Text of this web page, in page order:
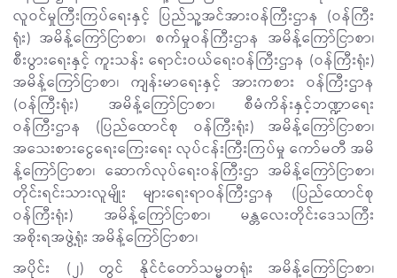
လူဝင်မှုကြီးကြပ်ရေးနှင့် ပြည်သူ့အင်အားဝန်ကြီးဌာန (ဝန်ကြီး
ရုံး) အမိန့်ကြော်ငြာစာ၊ စက်မှုဝန်ကြီးဌာန အမိန့်ကြော်ငြာစာ၊
စီးပွားရေးနှင့် ကူးသန်း ရောင်းဝယ်ရေးဝန်ကြီးဌာန (ဝန်ကြီးရုံး)
အမိန့်ကြော်ငြာစာ၊ ကျန်းမာရေးနှင့် အားကစား ဝန်ကြီးဌာန
(ဝန်ကြီးရုံး) အမိန့်ကြော်ငြာစာ၊ စီမံကိန်းနှင့်ဘဏ္ဍာရေး
ဝန်ကြီးဌာန (ပြည်ထောင်စု ဝန်ကြီးရုံး) အမိန့်ကြော်ငြာစာ၊
အသေးစားငွေရေးကြေးရေး လုပ်ငန်းကြီးကြပ်မှု ကော်မတီ အမိ
န့်ကြော်ငြာစာ၊ ဆောက်လုပ်ရေးဝန်ကြီးဌာ အမိန့်ကြော်ငြာစာ၊
တိုင်းရင်းသားလူမျိုး များရေးရာဝန်ကြီးဌာန (ပြည်ထောင်စု
ဝန်ကြီးရုံး) အမိန့်ကြော်ငြာစာ၊ မန္တလေးတိုင်းဒေသကြီး
အစိုးရအဖွဲ့ရုံး အမိန့်ကြော်ငြာစာ၊
အပိုင်း (၂) တွင် နိုင်ငံတော်သမ္မတရုံး အမိန့်ကြော်ငြာစာ၊